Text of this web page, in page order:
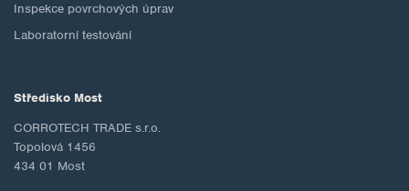
Inspekce povrchových úprav
Laboratorní testování
Středisko Most
CORROTECH TRADE s.r.o.
Topolová 1456
434 01 Most